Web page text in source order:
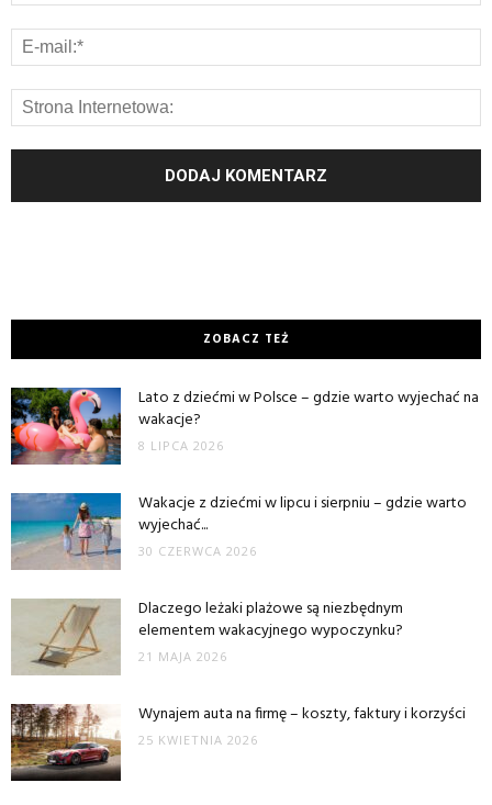
ZOBACZ TEŻ
Lato z dziećmi w Polsce – gdzie warto wyjechać na
wakacje?
8 LIPCA 2026
Wakacje z dziećmi w lipcu i sierpniu – gdzie warto
wyjechać...
30 CZERWCA 2026
Dlaczego leżaki plażowe są niezbędnym
elementem wakacyjnego wypoczynku?
21 MAJA 2026
Wynajem auta na firmę – koszty, faktury i korzyści
25 KWIETNIA 2026